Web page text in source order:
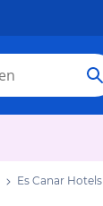
Es Canar Hotels